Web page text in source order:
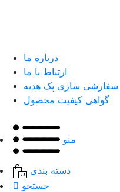
درباره ما
ارتباط با ما
سفارشی سازی پک هدیه
گواهی کیفیت محصول
منو
دسته بندی
جستجو